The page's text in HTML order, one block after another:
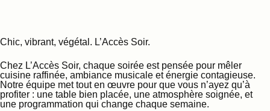
Chic, vibrant, végétal. L’Accès Soir.
Chez L’Accès Soir, chaque soirée est pensée pour mêler
cuisine raffinée, ambiance musicale et énergie contagieuse.
Notre équipe met tout en œuvre pour que vous n’ayez qu’à
profiter : une table bien placée, une atmosphère soignée, et
une programmation qui change chaque semaine.